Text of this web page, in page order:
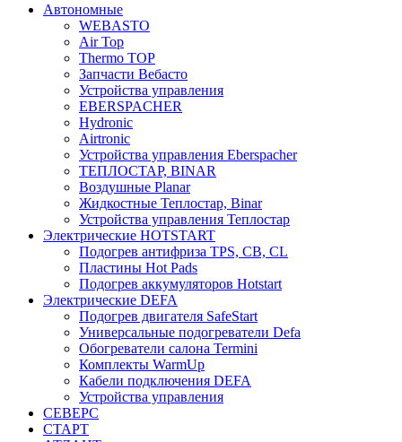
Автономные
WEBASTO
Air Top
Thermo TOP
Запчасти Вебасто
Устройства управления
EBERSPACHER
Hydronic
Airtronic
Устройства управления Eberspacher
ТЕПЛОСТАР, BINAR
Воздушные Planar
Жидкостные Теплостар, Binar
Устройства управления Теплостар
Электрические HOTSTART
Подогрев антифриза TPS, CB, CL
Пластины Hot Pads
Подогрев аккумуляторов Hotstart
Электрические DEFA
Подогрев двигателя SafeStart
Универсальные подогреватели Defa
Обогреватели салона Termini
Комплекты WarmUp
Кабели подключения DEFA
Устройства управления
СЕВЕРС
СТАРТ